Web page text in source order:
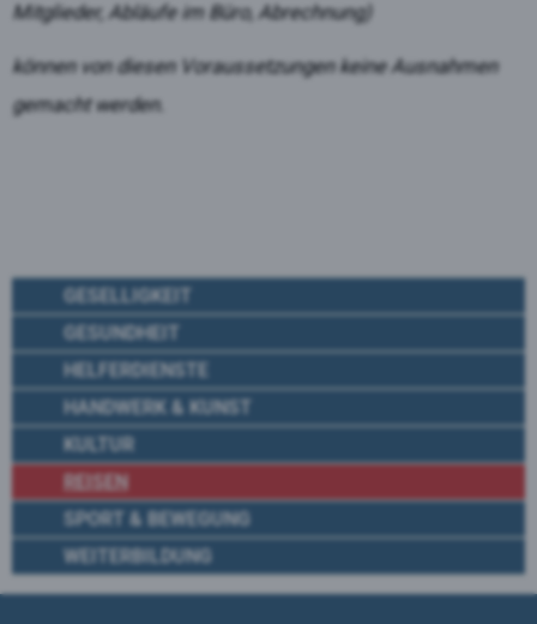
Mitglieder, Abläufe im Büro, Abrechnung)
können von diesen Voraussetzungen keine Ausnahmen
gemacht werden.
GESELLIGKEIT
GESUNDHEIT
HELFERDIENSTE
HANDWERK & KUNST
KULTUR
REISEN
SPORT & BEWEGUNG
WEITERBILDUNG